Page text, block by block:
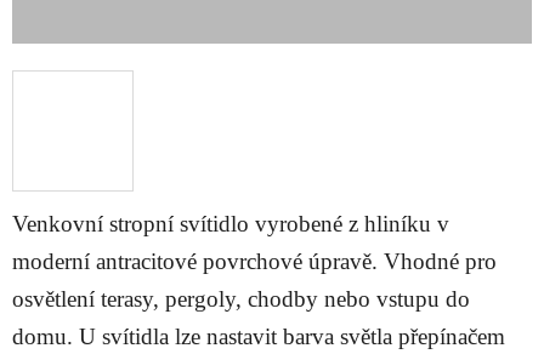
Venkovní stropní svítidlo vyrobené z hliníku v
moderní antracitové povrchové úpravě. Vhodné pro
osvětlení terasy, pergoly, chodby nebo vstupu do
domu. U svítidla lze nastavit barva světla přepínačem